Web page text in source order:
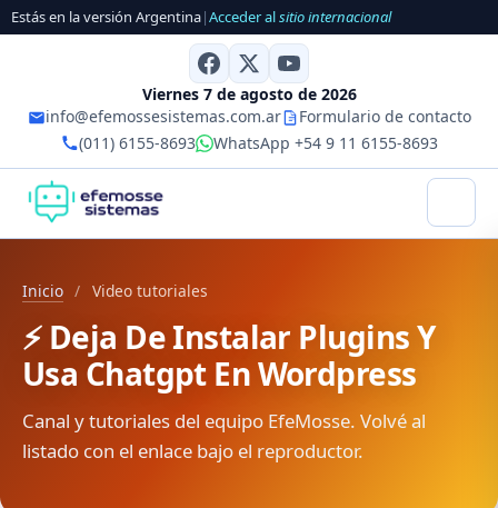
Estás en la versión Argentina|Acceder alsitio internacional
Viernes 7 de agosto de 2026
info@efemossesistemas.com.ar
Formulario de contacto
(011) 6155-8693
WhatsApp +54 9 11 6155-8693
Inicio / Video tutoriales
⚡ Deja De Instalar Plugins Y
Usa Chatgpt En Wordpress
Canal y tutoriales del equipo EfeMosse. Volvé al
listado con el enlace bajo el reproductor.